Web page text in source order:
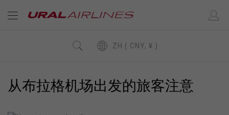
ZH ( CNY, ¥ )
从布拉格机场出发的旅客注意